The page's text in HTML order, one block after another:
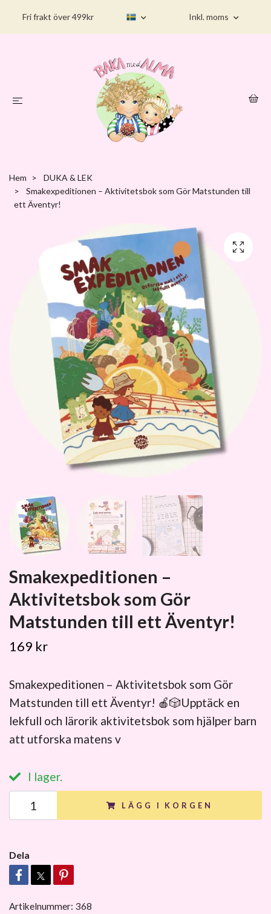
Fri frakt över 499kr Inkl. moms
Hem
DUKA & LEK
Smakexpeditionen – Aktivitetsbok som Gör Matstunden till
ett Äventyr!
Smakexpeditionen –
Aktivitetsbok som Gör
Matstunden till ett Äventyr!
169 kr
Smakexpeditionen – Aktivitetsbok som Gör
Matstunden till ett Äventyr! 🍎🎲Upptäck en
lekfull och lärorik aktivitetsbok som hjälper barn
att utforska matens v
I lager.
LÄGG I KORGEN
Dela
Artikelnummer: 368